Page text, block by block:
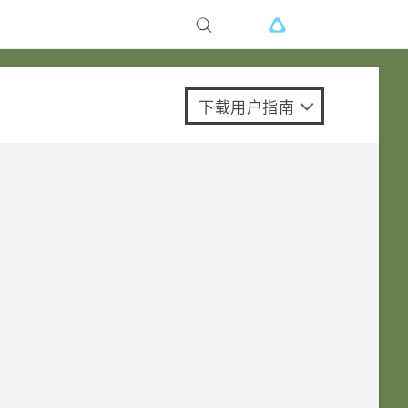
下载用户指南